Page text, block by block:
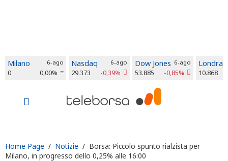
Milano 6-ago
0 0,00%
Nasdaq 6-ago
29.373 -0,39%
Dow Jones 6-ago
53.885 -0,85%
Londra
10.868
Home Page / Notizie / Borsa: Piccolo spunto rialzista per
Milano, in progresso dello 0,25% alle 16:00